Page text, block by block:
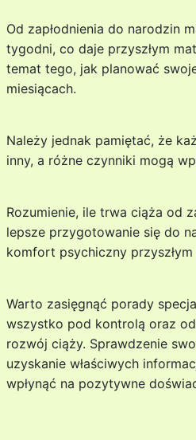
Od zapłodnienia do narodzin
tygodni, co daje przyszłym
temat tego, jak planować
miesiącach.
Należy jednak pamiętać, że
inny, a różne czynniki mogą
Rozumienie, ile trwa ciąża od
lepsze przygotowanie się do
komfort psychiczny
Warto zasięgnąć porady
wszystko pod kontrolą oraz
rozwój ciąży. Sprawdzenie
uzyskanie właściwych
wpłynąć na pozytywne